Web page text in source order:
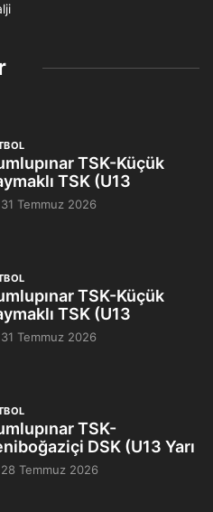
TSK-Küçük
TSK (U13
31 Temmuz 2026
TSK-Küçük
TSK (U13
31 Temmuz 2026
TSK-
DSK (U13 Yarı
28 Temmuz 2026